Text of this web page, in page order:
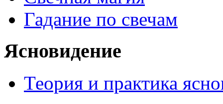
Гадание по свечам
Ясновидение
Теория и практика